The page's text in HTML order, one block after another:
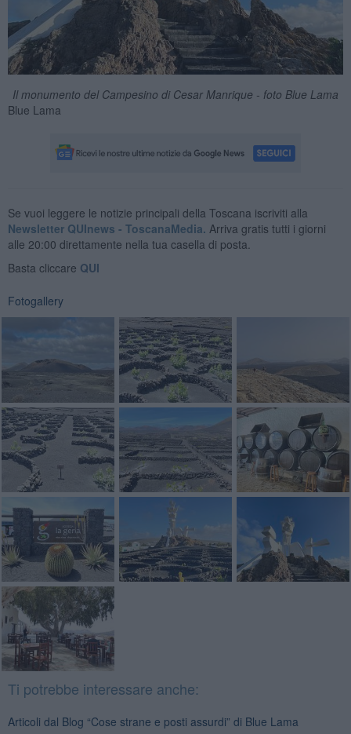
Il monumento del Campesino di Cesar Manrique - foto Blue Lama
Blue Lama
Se vuoi leggere le notizie principali della Toscana iscriviti alla
Newsletter QUInews - ToscanaMedia. Arriva gratis tutti i giorni
alle 20:00 direttamente nella tua casella di posta.
Basta cliccare QUI
Fotogallery
Ti potrebbe interessare anche:
Articoli dal Blog “Cose strane e posti assurdi” di Blue Lama